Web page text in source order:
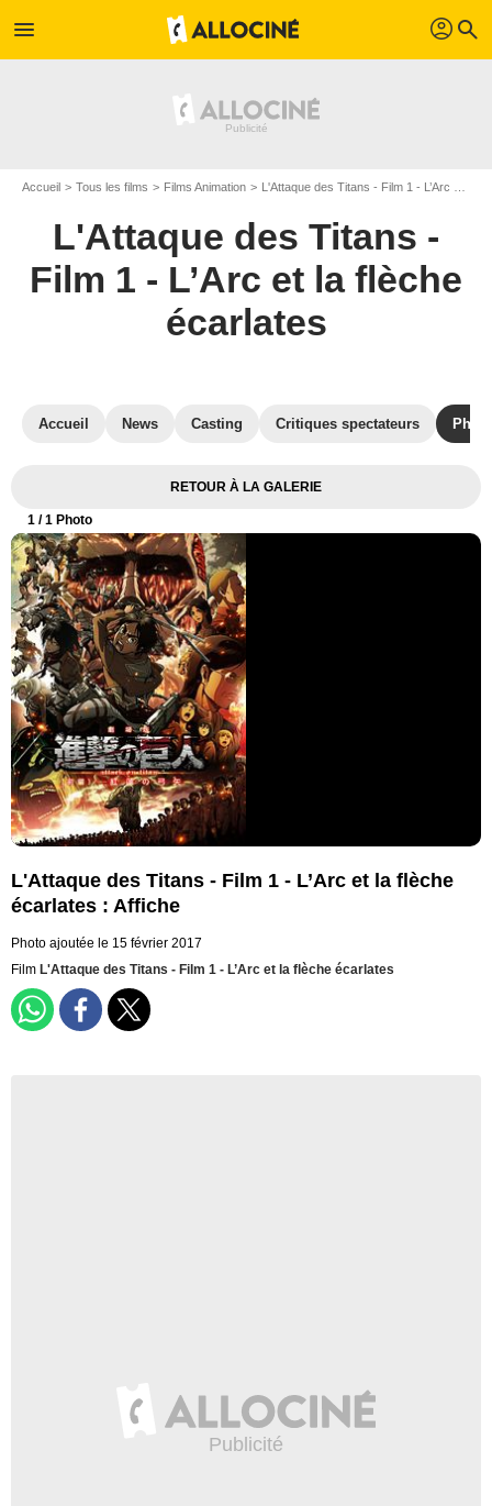
menu profil search
Accueil Tous les films Films Animation L'Attaque des Titans - Film 1 - L’Arc et la flèche écarlates
L'Attaque des Titans -
Film 1 - L’Arc et la flèche
écarlates
Accueil News Casting Critiques spectateurs
RETOUR À LA GALERIE
1 / 1 Photo
L'Attaque des Titans - Film 1 - L’Arc et la flèche
écarlates : Affiche
Photo ajoutée le 15 février 2017
Film L'Attaque des Titans - Film 1 - L’Arc et la flèche écarlates